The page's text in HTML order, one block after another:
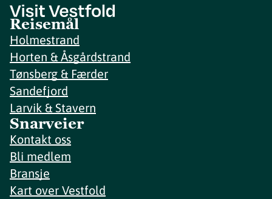
Reisemål
Holmestrand
Horten & Åsgårdstrand
Tønsberg & Færder
Sandefjord
Larvik & Stavern
Snarveier
Kontakt oss
Bli medlem
Bransje
Kart over Vestfold